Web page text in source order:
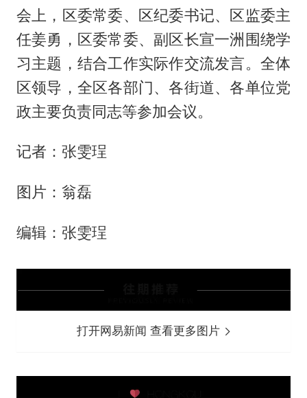
会上，区委常委、区纪委书记、区监委主
任姜勇，区委常委、副区长宣一洲围绕学
习主题，结合工作实际作交流发言。全体
区领导，全区各部门、各街道、各单位党
政主要负责同志等参加会议。
记者：张雯珵
图片：翁磊
编辑：张雯珵
打开网易新闻 查看更多图片